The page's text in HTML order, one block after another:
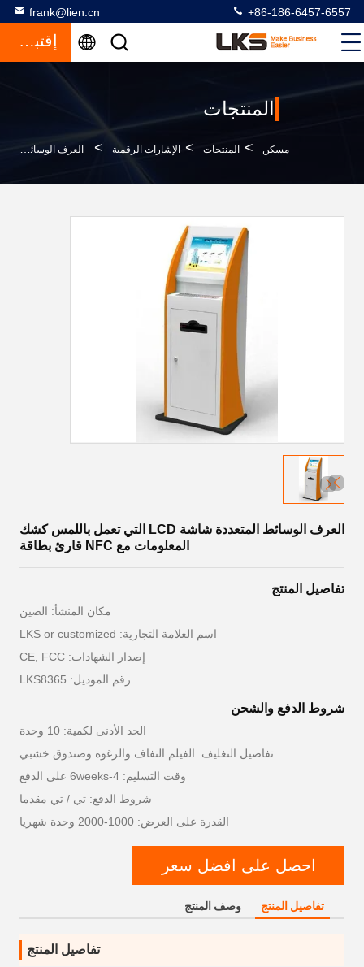
frank@lien.cn +86-186-6457-6557
إقتباس
المنتجات
مسكن > المنتجات > الإشارات الرقمية > العرف الوسائط المتعددة شاشة LCD التي تعمل باللمس كشك المعلومات مع NFC قارئ بطاقة
العرف الوسائط المتعددة شاشة LCD التي تعمل باللمس كشك
المعلومات مع NFC قارئ بطاقة
تفاصيل المنتج
مكان المنشأ: الصين
اسم العلامة التجارية: LKS or customized
إصدار الشهادات: CE, FCC
رقم الموديل: LKS8365
شروط الدفع والشحن
الحد الأدنى لكمية: 10 وحدة
تفاصيل التغليف: الفيلم التفاف والرغوة وصندوق خشبي
وقت التسليم: 4-6weeks على الدفع
شروط الدفع: تي / تي مقدما
القدرة على العرض: 1000-2000 وحدة شهريا
احصل على افضل سعر
تفاصيل المنتج وصف المنتج
تفاصيل المنتج